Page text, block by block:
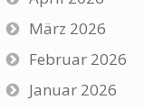
März 2026
Februar 2026
Januar 2026